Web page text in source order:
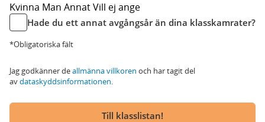
Kvinna Man AnnatVill ej ange
Hade du ett annat avgångsår än dina klasskamrater?
*Obligatoriska fält
Jag godkänner deallmänna villkoren och har tagit del
avdataskyddsinformationen.
Till klasslistan!